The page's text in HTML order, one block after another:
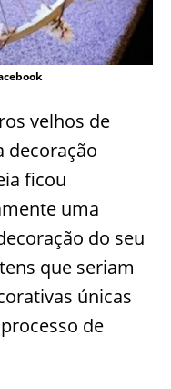
velhos de
decoração
ficou
uma
do seu
que seriam
únicas
de